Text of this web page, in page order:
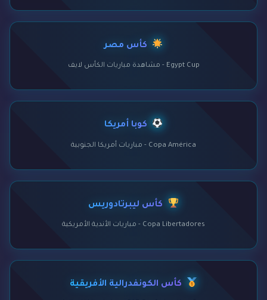
كأس مصر
Egypt Cup - مشاهدة مباريات الكأس لايف
كوبا أمريكا
Copa América - مباريات أمريكا الجنوبية
كأس ليبرتادوريس
Copa Libertadores - مباريات الأندية الأمريكية
كأس الكونفدرالية الأفريقية